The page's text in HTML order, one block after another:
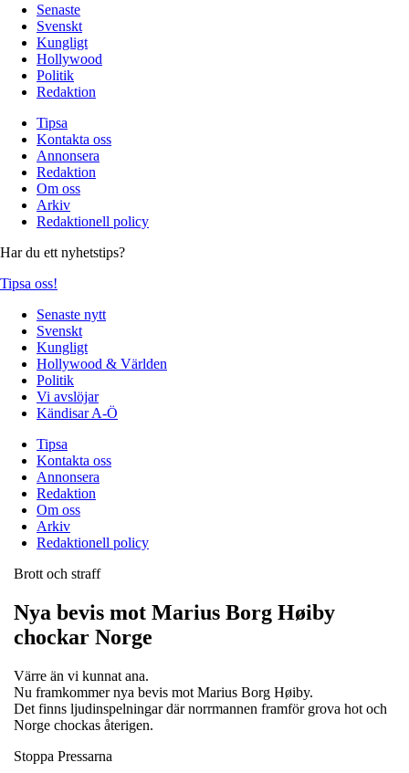
Senaste
Svenskt
Kungligt
Hollywood
Politik
Redaktion
Tipsa
Kontakta oss
Annonsera
Redaktion
Om oss
Arkiv
Redaktionell policy
Har du ett nyhetstips?
Tipsa oss!
Senaste nytt
Svenskt
Kungligt
Hollywood & Världen
Politik
Vi avslöjar
Kändisar A-Ö
Tipsa
Kontakta oss
Annonsera
Redaktion
Om oss
Arkiv
Redaktionell policy
Brott och straff
Nya bevis mot Marius Borg Høiby
chockar Norge
Värre än vi kunnat ana.
Nu framkommer nya bevis mot Marius Borg Høiby.
Det finns ljudinspelningar där norrmannen framför grova hot och
Norge chockas återigen.
Stoppa Pressarna